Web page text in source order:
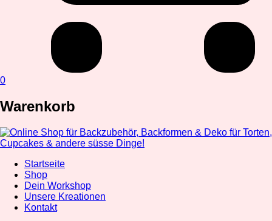
0
Warenkorb
Startseite
Shop
Dein Workshop
Unsere Kreationen
Kontakt